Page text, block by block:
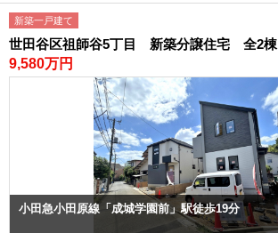
新築一戸建て
世田谷区祖師谷5丁目 新築分譲住宅 全2棟
9,580万円
小田急小田原線「成城学園前」駅徒歩19分